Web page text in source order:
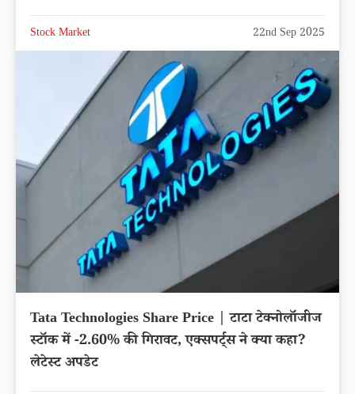
Stock Market 22nd Sep 2025
Tata Technologies Share Price | टाटा टेक्नोलॉजीज
स्टॉक में -2.60% की गिरावट, एक्सपर्ट्स ने क्या कहा?
लेटेस्ट अपडेट